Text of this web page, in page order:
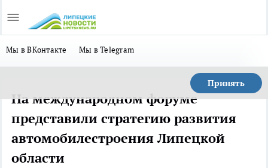
Мы в ВКонтакте Мы в Telegram
Принять
На международном форуме
представили стратегию развития
автомобилестроения Липецкой
области